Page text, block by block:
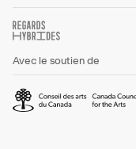
Avec le soutien de